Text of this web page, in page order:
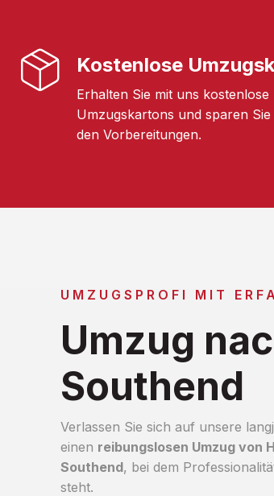
Kostenlose
Erhalten Sie mit uns kostenlose
Umzugskartons und sparen Sie
den Vorbereitungen.
UMZUGSPROFI MIT
Umzug
Southend
Verlassen Sie sich auf unsere
einen reibungslosen Umzug von
Southend, bei dem
steht.